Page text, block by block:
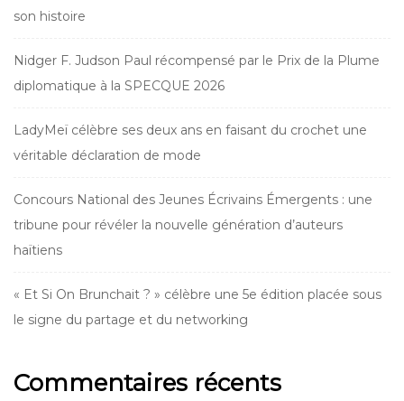
son histoire
Nidger F. Judson Paul récompensé par le Prix de la Plume
diplomatique à la SPECQUE 2026
LadyMeï célèbre ses deux ans en faisant du crochet une
véritable déclaration de mode
Concours National des Jeunes Écrivains Émergents : une
tribune pour révéler la nouvelle génération d’auteurs
haïtiens
« Et Si On Brunchait ? » célèbre une 5e édition placée sous
le signe du partage et du networking
Commentaires récents